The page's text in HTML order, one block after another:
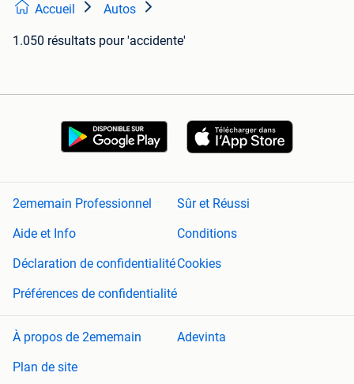
Accueil Autos
1.050 résultats pour 'accidente'
2ememain Professionnel
Sûr et Réussi
Aide et Info
Conditions
Déclaration de confidentialitéCookies
Préférences de confidentialité
À propos de 2ememain
Adevinta
Plan de site